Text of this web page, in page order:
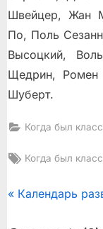
Швейцер, Жан
По, Поль
Высоцкий,
Щедрин, Ромен
Шуберт.
Когда был
Tags:
Когда был
Post
P
Календарь